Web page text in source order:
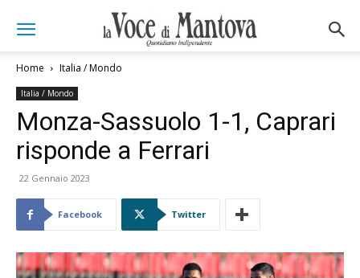
Home Italia / Mondo
Italia / Mondo
Monza-Sassuolo 1-1, Caprari
risponde a Ferrari
22 Gennaio 2023
Facebook Twitter